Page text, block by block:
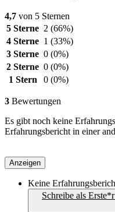
4,7 von 5 Sternen
5 Sterne 2 (66%)
4 Sterne 1 (33%)
3 Sterne 0 (0%)
2 Sterne 0 (0%)
1 Stern
0 (0%)
3 Bewertungen
Es gibt noch keine
Erfahrungsbericht in einer
Anzeigen
Keine
Schreibe als